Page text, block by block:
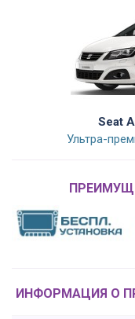
Seat
Ультра-
ИНФОРМАЦИЯ О